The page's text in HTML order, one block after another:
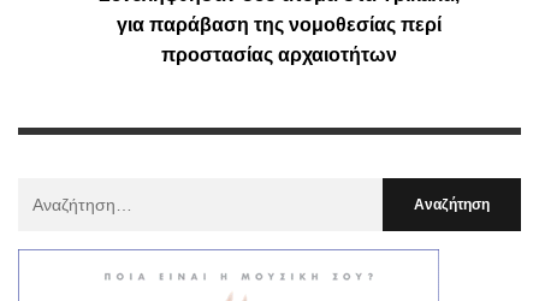
για παράβαση της νομοθεσίας περί
προστασίας αρχαιοτήτων
: